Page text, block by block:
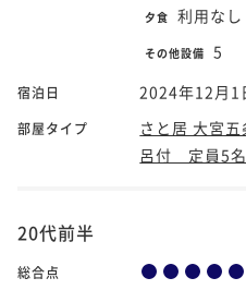
夕食 利用なし
その他設備 5
宿泊日 2024年12月1
部屋タイプ
さと居 大宮
呂付 定員5名
20代前半
総合点